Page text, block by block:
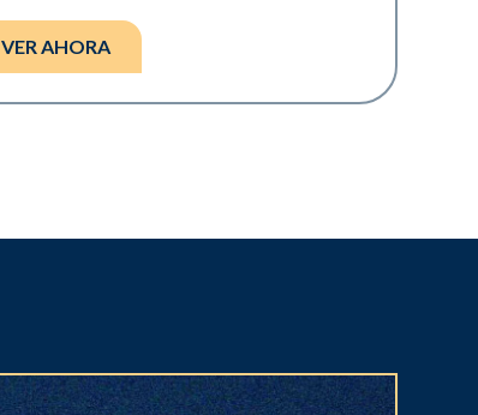
VER AHORA